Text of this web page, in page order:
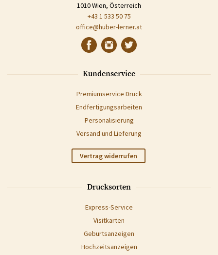
1010 Wien, Österreich
+43 1 533 50 75
office@huber-lerner.at
Kundenservice
Premiumservice Druck
Endfertigungsarbeiten
Personalisierung
Versand und Lieferung
Vertrag widerrufen
Drucksorten
Express-Service
Visitkarten
Geburtsanzeigen
Hochzeitsanzeigen